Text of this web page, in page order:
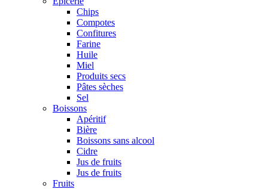
Chips
Compotes
Confitures
Farine
Huile
Miel
Produits secs
Pâtes sèches
Sel
Boissons
Apéritif
Bière
Boissons sans alcool
Cidre
Jus de fruits
Jus de fruits
Fruits